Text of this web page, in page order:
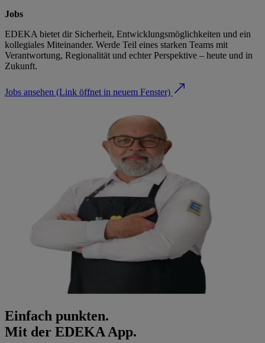
Jobs
EDEKA bietet dir Sicherheit, Entwicklungsmöglichkeiten und ein
kollegiales Miteinander. Werde Teil eines starken Teams mit
Verantwortung, Regionalität und echter Perspektive – heute und in
Zukunft.
Jobs ansehen (Link öffnet in neuem Fenster)
Einfach punkten.
Mit der EDEKA App.